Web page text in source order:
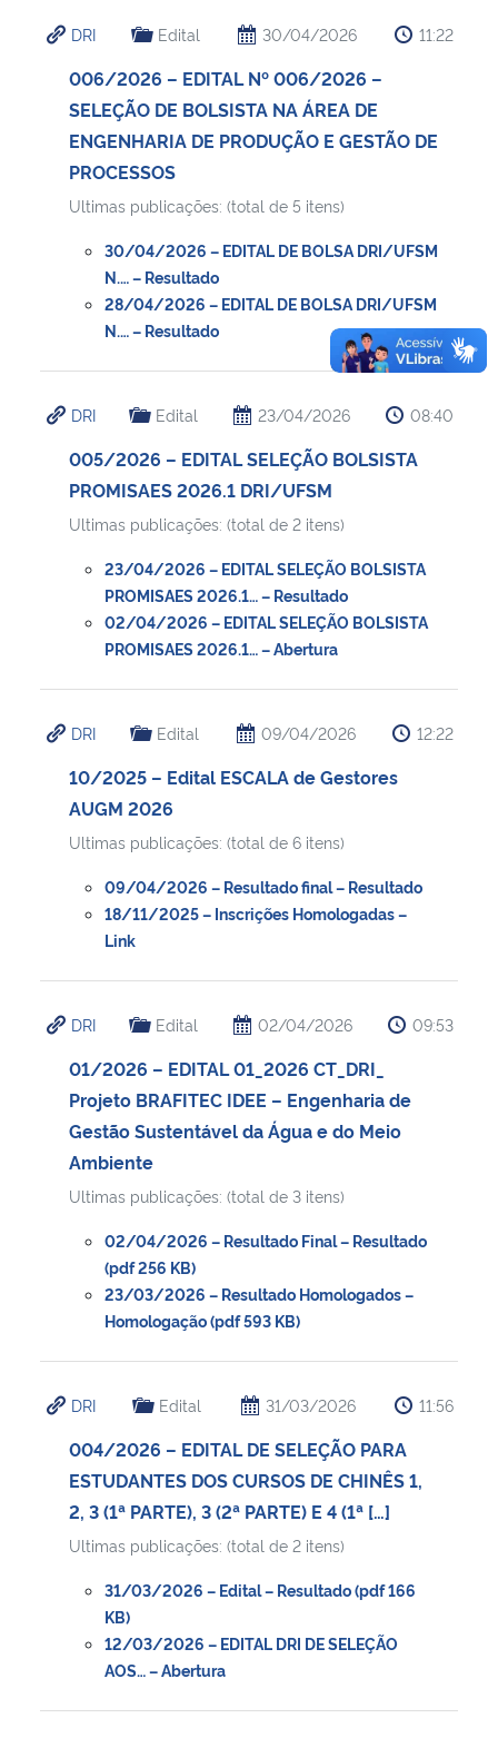
DRI Edital 30/04/2026 11:22
006/2026 – EDITAL Nº 006/2026 –
SELEÇÃO DE BOLSISTA NA ÁREA DE
ENGENHARIA DE PRODUÇÃO E GESTÃO DE
PROCESSOS
Ultimas publicações: (total de 5 itens)
30/04/2026 – EDITAL DE BOLSA DRI/UFSM
N.… – Resultado
28/04/2026 – EDITAL DE BOLSA DRI/UFSM
N.… – Resultado
DRI Edital 23/04/2026 08:40
005/2026 – EDITAL SELEÇÃO BOLSISTA
PROMISAES 2026.1 DRI/UFSM
Ultimas publicações: (total de 2 itens)
23/04/2026 – EDITAL SELEÇÃO BOLSISTA
PROMISAES 2026.1… – Resultado
02/04/2026 – EDITAL SELEÇÃO BOLSISTA
PROMISAES 2026.1… – Abertura
DRI Edital 09/04/2026 12:22
10/2025 – Edital ESCALA de Gestores
AUGM 2026
Ultimas publicações: (total de 6 itens)
09/04/2026 – Resultado final – Resultado
18/11/2025 – Inscrições Homologadas –
Link
DRI Edital 02/04/2026 09:53
01/2026 – EDITAL 01_2026 CT_DRI_
Projeto BRAFITEC IDEE – Engenharia de
Gestão Sustentável da Água e do Meio
Ambiente
Ultimas publicações: (total de 3 itens)
02/04/2026 – Resultado Final – Resultado
(pdf 256 KB)
23/03/2026 – Resultado Homologados –
Homologação (pdf 593 KB)
DRI Edital 31/03/2026 11:56
004/2026 – EDITAL DE SELEÇÃO PARA
ESTUDANTES DOS CURSOS DE CHINÊS 1,
2, 3 (1ª PARTE), 3 (2ª PARTE) E 4 (1ª […]
Ultimas publicações: (total de 2 itens)
31/03/2026 – Edital – Resultado (pdf 166
KB)
12/03/2026 – EDITAL DRI DE SELEÇÃO
AOS… – Abertura